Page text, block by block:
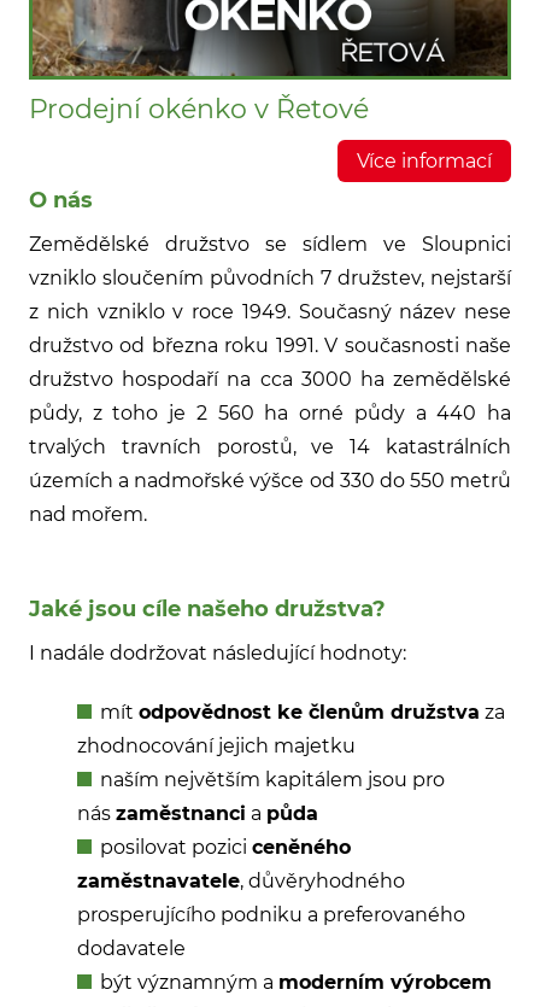
Prodejní okénko v Řetové
Více informací
O nás
Zemědělské družstvo se sídlem ve Sloupnici
vzniklo sloučením původních 7 družstev, nejstarší
z nich vzniklo v roce 1949. Současný název nese
družstvo od března roku 1991. V současnosti naše
družstvo hospodaří na cca 3000 ha zemědělské
půdy, z toho je 2 560 ha orné půdy a 440 ha
trvalých travních porostů, ve 14 katastrálních
územích a nadmořské výšce od 330 do 550 metrů
nad mořem.
Jaké jsou cíle našeho družstva?
I nadále dodržovat následující hodnoty:
mít odpovědnost ke členům družstva za
zhodnocování jejich majetku
naším největším kapitálem jsou pro
nás zaměstnanci a půda
posilovat pozici ceněného
zaměstnavatele, důvěryhodného
prosperujícího podniku a preferovaného
dodavatele
být významným a moderním výrobcem